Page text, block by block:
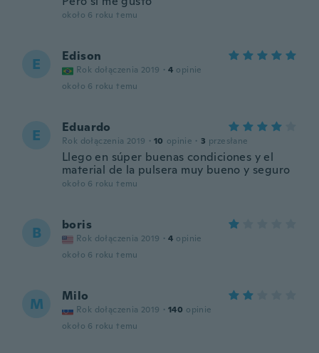
około 6 roku temu
E Edison
Rok dołączenia 2019 · 4 opinie
około 6 roku temu
E Eduardo
Rok dołączenia 2019 · 10 opinie · 3 przesłane
Llego en súper buenas condiciones y el
material de la pulsera muy bueno y seguro
około 6 roku temu
B boris
Rok dołączenia 2019 · 4 opinie
około 6 roku temu
M Milo
Rok dołączenia 2019 · 140 opinie
około 6 roku temu